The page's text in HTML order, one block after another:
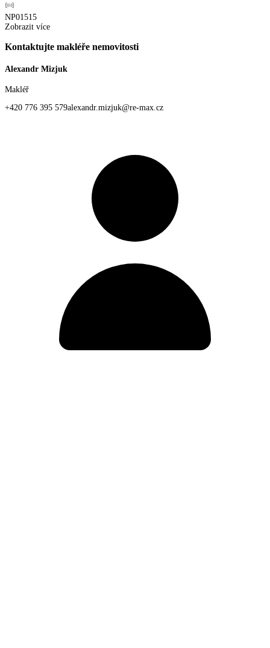
NP01515
Zobrazit více
Kontaktujte makléře nemovitosti
Alexandr Mizjuk
Makléř
+420 776 395 579alexandr.mizjuk@re-max.cz